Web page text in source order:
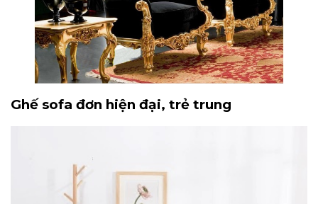
Ghế sofa đơn hiện đại, trẻ trung